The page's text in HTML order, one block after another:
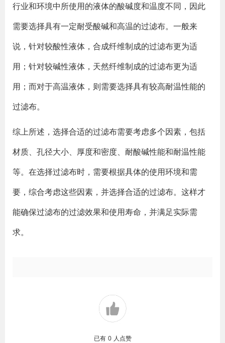
行业和环境中所使用的液体的酸碱度和温度不同，因此
需要选择具有一定耐受酸碱和高温的过滤布。一般来
说，针对较酸性液体，合成纤维制成的过滤布更为适
用；针对较碱性液体，天然纤维制成的过滤布更为适
用；而对于高温液体，则需要选择具有较高耐温性能的
过滤布。
综上所述，选择合适的过滤布需要考虑多个因素，包括
材质、孔径大小、厚度和密度、耐酸碱性能和耐温性能
等。在选择过滤布时，需要根据具体的使用环境和需
要，综合考虑这些因素，并选择合适的过滤布。这样才
能确保过滤布的过滤效果和使用寿命，并满足实际需
求。
已有 0 人点赞